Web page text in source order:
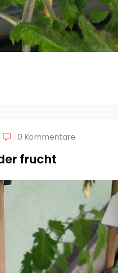
0 Kommentare
frucht